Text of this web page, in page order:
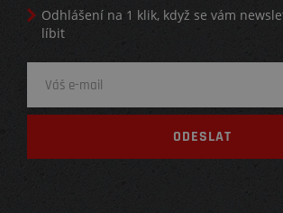
Odhlášení na 1 klik, když se vám
líbit